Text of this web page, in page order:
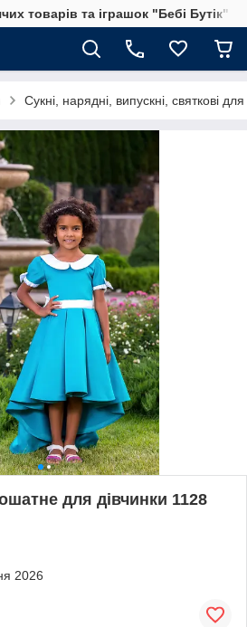
товарів та іграшок "Бебі Бутік"
Сукні, нарядні, випускні, святкові для
для дівчинки 1128
2026